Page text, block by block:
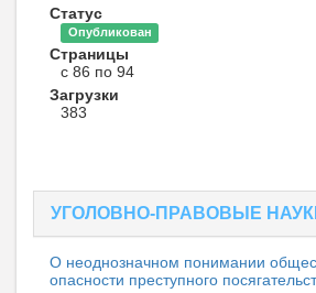
Статус
Опубликован
Страницы
с 86 по 94
Загрузки
383
УГОЛОВНО-ПРАВОВЫЕ
О неоднозначном понимании
опасности преступного